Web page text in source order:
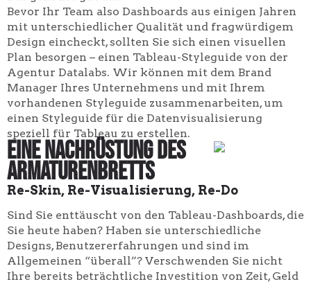
Bevor Ihr Team also Dashboards aus einigen Jahren
mit unterschiedlicher Qualität und fragwürdigem
Design eincheckt, sollten Sie sich einen visuellen
Plan besorgen – einen Tableau-Styleguide von der
Agentur Datalabs. Wir können mit dem Brand
Manager Ihres Unternehmens und mit Ihrem
vorhandenen Styleguide zusammenarbeiten, um
einen Styleguide für die Datenvisualisierung
speziell für Tableau zu erstellen.
Eine Nachrüstung des
Armaturenbretts
Re-Skin, Re-Visualisierung, Re-Do
Sind Sie enttäuscht von den Tableau-Dashboards, die
Sie heute haben? Haben sie unterschiedliche
Designs, Benutzererfahrungen und sind im
Allgemeinen “überall”? Verschwenden Sie nicht
Ihre bereits beträchtliche Investition von Zeit, Geld